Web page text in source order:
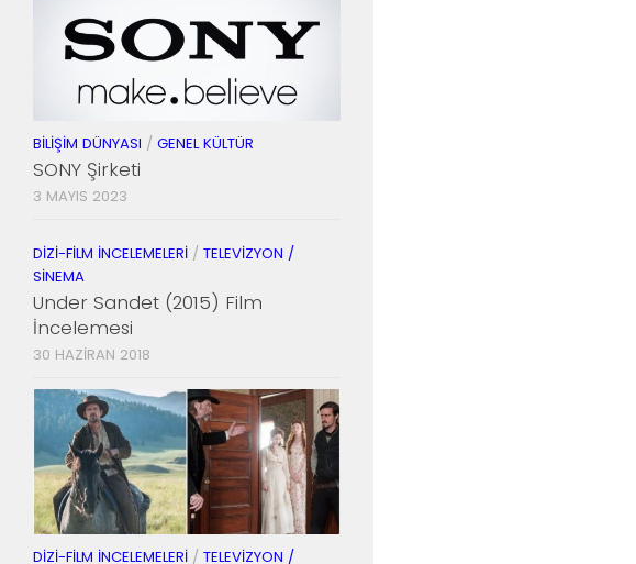
BILIŞIM DÜNYASI / GENEL KÜLTÜR
SONY Şirketi
3 MAYIS 2023
DIZI-FILM İNCELEMELERI / TELEVIZYON /
SINEMA
Under Sandet (2015) Film
İncelemesi
30 HAZIRAN 2018
DIZI-FILM İNCELEMELERI / TELEVIZYON /